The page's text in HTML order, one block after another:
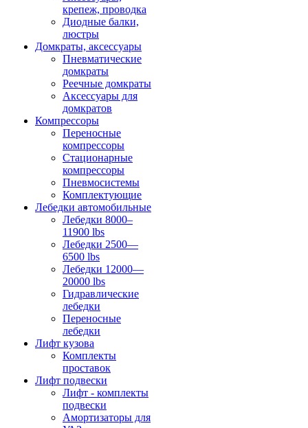
крепеж, проводка
Диодные балки,
люстры
Домкраты, аксессуары
Пневматические
домкраты
Реечные домкраты
Аксессуары для
домкратов
Компрессоры
Переносные
компрессоры
Стационарные
компрессоры
Пневмосистемы
Комплектующие
Лебедки автомобильные
Лебедки 8000–
11900 lbs
Лебедки 2500—
6500 lbs
Лебедки 12000—
20000 lbs
Гидравлические
лебедки
Переносные
лебедки
Лифт кузова
Комплекты
проставок
Лифт подвески
Лифт - комплекты
подвески
Амортизаторы для